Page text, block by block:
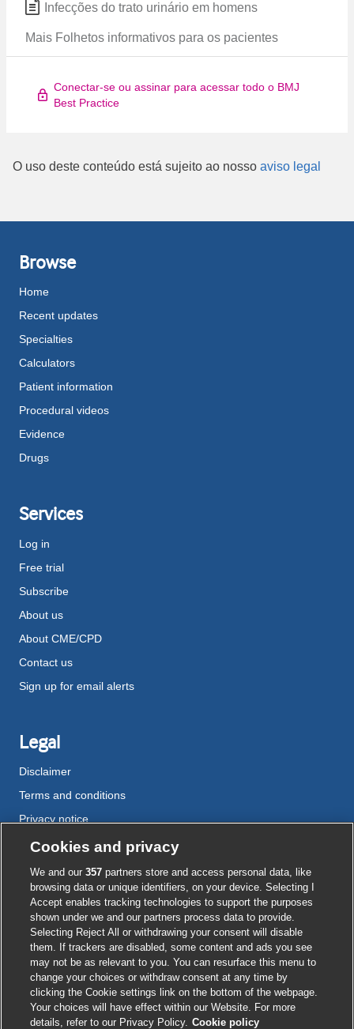
Infecções do trato urinário em homens
Mais Folhetos informativos para os pacientes
Conectar-se ou assinar para acessar todo o BMJ
Best Practice
O uso deste conteúdo está sujeito ao nosso aviso legal
Browse
Home
Recent updates
Specialties
Calculators
Patient information
Procedural videos
Evidence
Drugs
Services
Log in
Free trial
Subscribe
About us
About CME/CPD
Contact us
Sign up for email alerts
Legal
Disclaimer
Terms and conditions
Privacy notice
Cookie policy
Accessibility
External
link
opens
in
a
new
window
External
link
opens
in
a
new
window
External
link
opens
in
a
new
window
External
link
opens
in
a
new
window
External
link
opens
in
a
new
window
© BMJ Publishing Group 2026
ISSN 2515-9615
Cookies and privacy
We and our357 partners store and access personal data, like
browsing data or unique identifiers, on your device. Selecting I
Accept enables tracking technologies to support the purposes
shown under we and our partners process data to provide.
Selecting Reject All or withdrawing your consent will disable
them. If trackers are disabled, some content and ads you see
may not be as relevant to you. You can resurface this menu to
change your choices or withdraw consent at any time by
clicking the Cookie settings link on the bottom of the webpage.
Your choices will have effect within our Website. For more
details, refer to our Privacy Policy. Cookie policy